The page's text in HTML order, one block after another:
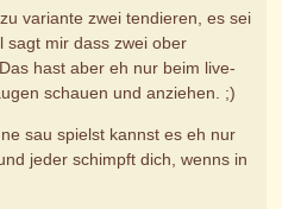
variante zwei tendieren, es sei
sagt mir dass zwei ober
hast aber eh nur beim live-
schauen und anziehen. ;)
sau spielst kannst es eh nur
jeder schimpft dich, wenns in